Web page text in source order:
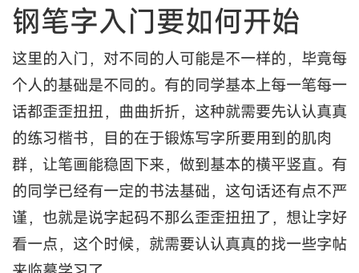
钢笔字入门要如何开始
这里的入门，对不同的人可能是不一样的，毕竟每
个人的基础是不同的。有的同学基本上每一笔每一
话都歪歪扭扭，曲曲折折，这种就需要先认认真真
的练习楷书，目的在于锻炼写字所要用到的肌肉
群，让笔画能稳固下来，做到基本的横平竖直。有
的同学已经有一定的书法基础，这句话还有点不严
谨，也就是说字起码不那么歪歪扭扭了，想让字好
看一点，这个时候，就需要认认真真的找一些字帖